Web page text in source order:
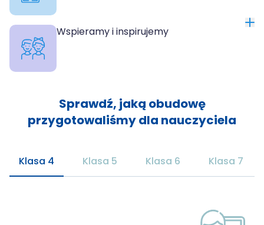
Wspieramy i inspirujemy
Sprawdź, jaką obudowę
przygotowaliśmy dla nauczyciela
Klasa 4 Klasa 5 Klasa 6 Klasa 7